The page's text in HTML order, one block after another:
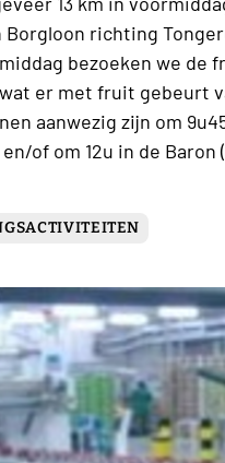
richting
bezoeken we de
er met fruit gebeurt
aanwezig zijn om
of om 12u in de